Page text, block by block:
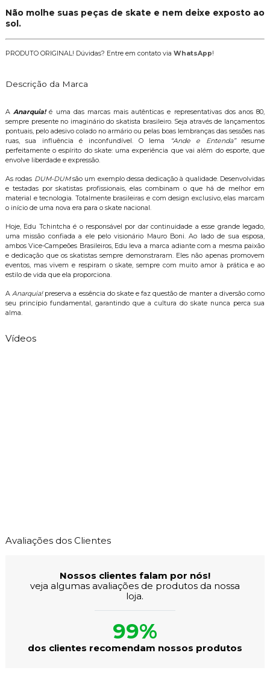
Não molhe suas peças de skate e nem deixe exposto ao
sol.
PRODUTO ORIGINAL! Dúvidas? Entre em contato via WhatsApp!
Descrição da Marca
AAnarquia! é uma das marcas mais autênticas e representativas dos anos 80,
sempre presente no imaginário do skatista brasileiro. Seja através de lançamentos
pontuais, pelo adesivo colado no armário ou pelas boas lembranças das sessões nas
ruas, sua influência é inconfundível. O lema
“Ande e Entenda”resume
perfeitamente o espírito do skate: uma experiência que vai além do esporte, que
envolve liberdade e expressão.
As rodas DUM-DUMsão um exemplo dessa dedicação à qualidade. Desenvolvidas
e testadas por skatistas profissionais, elas combinam o que há de melhor em
material e tecnologia. Totalmente brasileiras e com design exclusivo, elas marcam
o início de uma nova era para o skate nacional.
Hoje, Edu Tchintcha é o responsável por dar continuidade a esse grande legado,
uma missão confiada a ele pelo visionário Mauro Boni. Ao lado de sua esposa,
ambos Vice-Campeões Brasileiros, Edu leva a marca adiante com a mesma paixão
e dedicação que os skatistas sempre demonstraram. Eles não apenas promovem
eventos, mas vivem e respiram o skate, sempre com muito amor à prática e ao
estilo de vida que ela proporciona.
AAnarquia!preserva a essência do skate e faz questão de manter a diversão como
seu princípio fundamental, garantindo que a cultura do skate nunca perca sua
alma.
Vídeos
Avaliações dos Clientes
Nossos clientes falam por nós!
veja algumas avaliações de produtos da nossa
loja.
99%
dos clientes recomendam nossos produtos